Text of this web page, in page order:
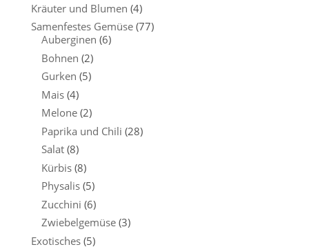
Kräuter und Blumen (4)
Samenfestes Gemüse (77)
Auberginen (6)
Bohnen (2)
Gurken (5)
Mais (4)
Melone (2)
Paprika und Chili (28)
Salat (8)
Kürbis (8)
Physalis (5)
Zucchini (6)
Zwiebelgemüse (3)
Exotisches (5)